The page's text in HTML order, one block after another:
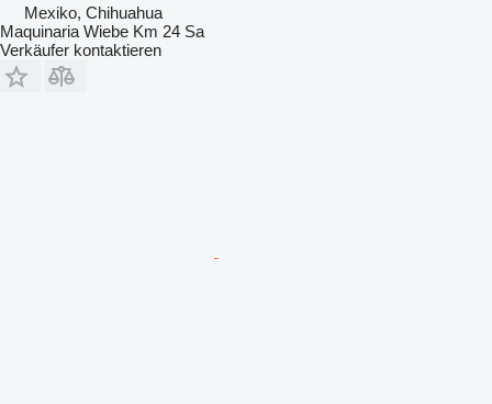
Mexiko, Chihuahua
Maquinaria Wiebe Km 24 Sa
Verkäufer kontaktieren